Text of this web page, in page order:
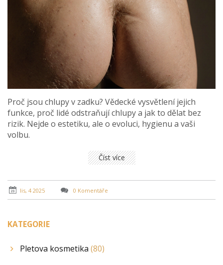
Proč jsou chlupy v zadku? Vědecké vysvětlení jejich
funkce, proč lidé odstraňují chlupy a jak to dělat bez
rizik. Nejde o estetiku, ale o evoluci, hygienu a vaši
volbu.
Číst více
lis, 4 2025 0 Komentáře
KATEGORIE
Pletova kosmetika (80)